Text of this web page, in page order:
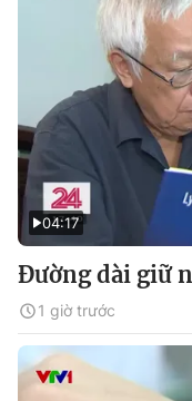
04:17
Đường dài giữ
1 giờ trước